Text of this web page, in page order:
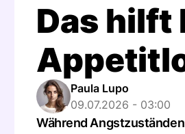
Das hilft
Paula Lupo
09.07.2026 - 03:00
Während